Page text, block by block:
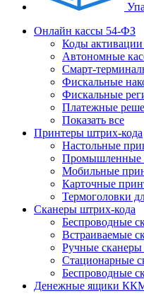
Онлайн кассы 54-ФЗ
Коды
Автономные
Смарт-
Фискальные
Фискальные
Платежные
Показать все
Принтеры штрих-кода
Настольные
Промышленные
Мобильные
Карточные
Термоголовки
Сканеры штрих-кода
Беспроводные
Встраиваемые
Ручные
Стационарные
Беспроводные
Денежные ящики